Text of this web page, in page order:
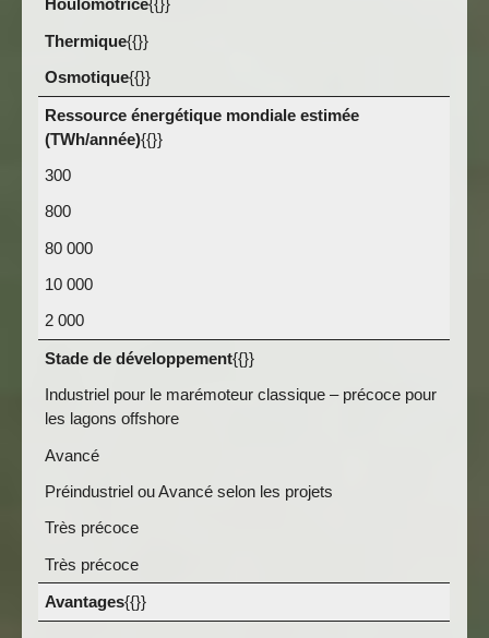
Houlomotrice{{}}
Thermique{{}}
Osmotique{{}}
Ressource énergétique mondiale estimée
(TWh/année){{}}
300
800
80 000
10 000
2 000
Stade de développement{{}}
Industriel pour le marémoteur classique – précoce pour
les lagons offshore
Avancé
Préindustriel ou Avancé selon les projets
Très précoce
Très précoce
Avantages{{}}